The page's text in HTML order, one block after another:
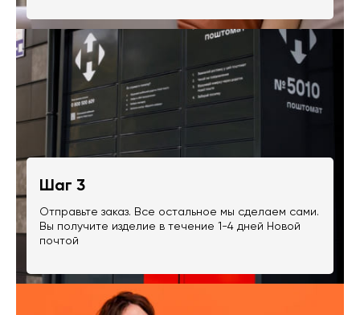
Шаг 3
Отправьте заказ. Все остальное мы сделаем сами.
Вы получите изделие в течение 1-4 дней Новой
почтой